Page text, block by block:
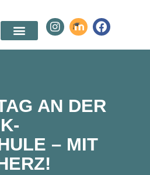
AN DER
– MIT